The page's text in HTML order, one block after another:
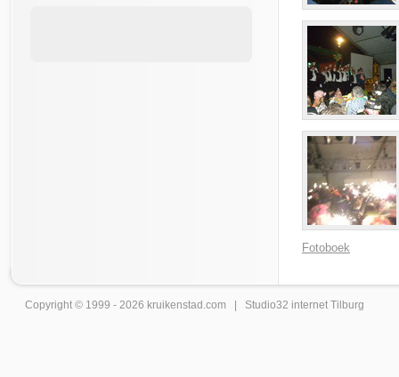
Fotoboek
Copyright © 1999 - 2026 kruikenstad .com | Studio32 internet Tilburg